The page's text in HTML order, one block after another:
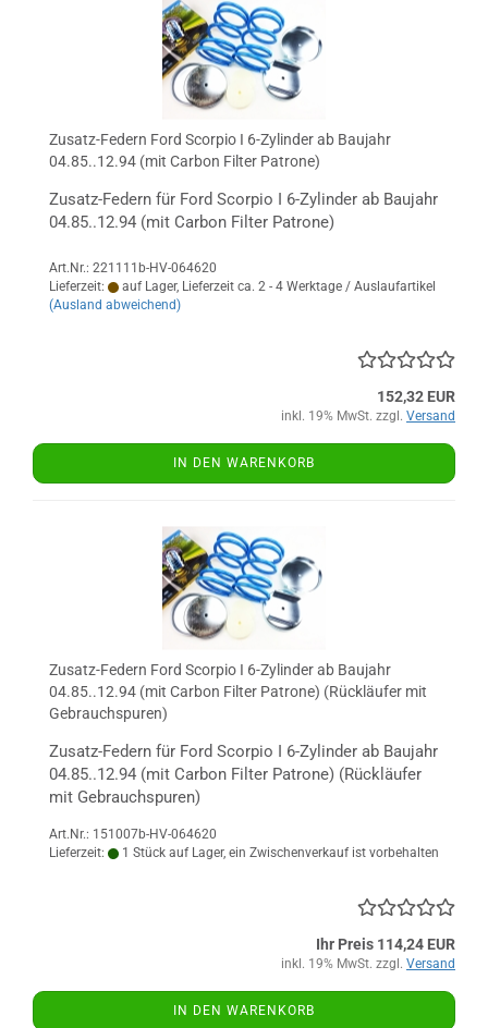
Zusatz-Federn Ford Scorpio I 6-Zylinder ab Baujahr
04.85..12.94 (mit Carbon Filter Patrone)
Zusatz-Federn für Ford Scorpio I 6-Zylinder ab Baujahr
04.85..12.94 (mit Carbon Filter Patrone)
Art.Nr.: 221111b-HV-064620
Lieferzeit:
auf Lager, Lieferzeit ca. 2 - 4 Werktage / Auslaufartikel
(Ausland abweichend)
152,32 EUR
inkl. 19% MwSt. zzgl. Versand
IN DEN WARENKORB
Zusatz-Federn Ford Scorpio I 6-Zylinder ab Baujahr
04.85..12.94 (mit Carbon Filter Patrone) (Rückläufer mit
Gebrauchspuren)
Zusatz-Federn für Ford Scorpio I 6-Zylinder ab Baujahr
04.85..12.94 (mit Carbon Filter Patrone) (Rückläufer
mit Gebrauchspuren)
Art.Nr.: 151007b-HV-064620
Lieferzeit:
1 Stück auf Lager, ein Zwischenverkauf ist vorbehalten
Ihr Preis 114,24 EUR
inkl. 19% MwSt. zzgl. Versand
IN DEN WARENKORB